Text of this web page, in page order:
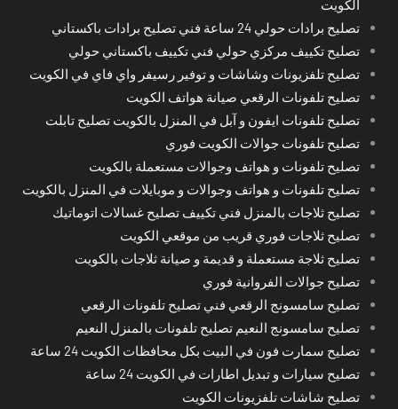
الكويت
تصليح برادات حولي 24 ساعة فني تصليح برادات باكستاني
تصليح تكييف مركزي حولي فني تكييف باكستاني حولي
تصليح تلفزيونات وشاشات و توفير رسيفر واي فاي في الكويت
تصليح تلفونات الرقعي صيانة هواتف الكويت
تصليح تلفونات ايفون و آبل في المنزل بالكويت تصليح تابلت
تصليح تلفونات جوالات الكويت فوري
تصليح تلفونات و هواتف وجوالات مستعملة بالكويت
تصليح تلفونات و هواتف وجوالات و موبايلات في المنزل بالكويت
تصليح ثلاجات بالمنزل فني تكييف تصليح غسالات اتوماتيك
تصليح ثلاجات فوري قريب من موقعي الكويت
تصليح ثلاجة مستعملة و قديمة و صيانة ثلاجات بالكويت
تصليح جوالات الفروانية فوري
تصليح سامسونج الرقعي فني تصليح تلفونات الرقعي
تصليح سامسونج النعيم تصليح تلفونات بالمنزل النعيم
تصليح سمارت فون في البيت بكل محافظات الكويت 24 ساعة
تصليح سيارات و تبديل اطارات في الكويت 24 ساعة
تصليح شاشات تلفزيونات الكويت